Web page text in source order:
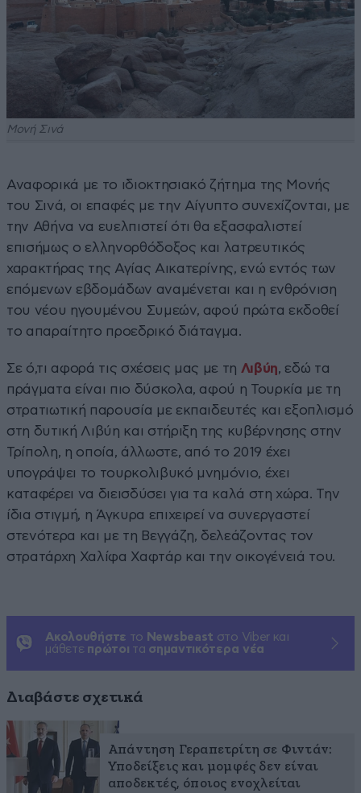
Μονή Σινά
Αναφορικά με το ιδιοκτησιακό ζήτημα της Μονής
του Σινά, οι επαφές με την Αίγυπτο συνεχίζονται, με
την Αθήνα να ευελπιστεί ότι θα εξασφαλιστεί
επισήμως ο ελληνορθόδοξος και λατρευτικός
χαρακτήρας της Αγίας Αικατερίνης, ενώ εντός των
επόμενων εβδομάδων αναμένεται και η ενθρόνιση
του νέου ηγουμένου Συμεών, αφού πρώτα εκδοθεί
το απαραίτητο προεδρικό διάταγμα.
Σε ό,τι αφορά τις σχέσεις μας με τη Λιβύη, εδώ τα
πράγματα είναι πιο δύσκολα, αφού η Τουρκία με τη
στρατιωτική παρουσία με εκπαιδευτές και εξοπλισμό
στη δυτική Λιβύη και στήριξη της κυβέρνησης στην
Τρίπολη, η οποία, άλλωστε, από το 2019 έχει
υπογράψει το τουρκολιβυκό μνημόνιο, έχει
καταφέρει να διεισδύσει για τα καλά στη χώρα. Την
ίδια στιγμή, η Άγκυρα επιχειρεί να συνεργαστεί
στενότερα και με τη Βεγγάζη, δελεάζοντας τον
στρατάρχη Χαλίφα Χαφτάρ και την οικογένειά του.
Ακολουθήστε το Newsbeast στο Viber και
μάθετε πρώτοι τα σημαντικότερα νέα
Διαβάστε σχετικά
Απάντηση Γεραπετρίτη σε Φιντάν:
Υποδείξεις και μομφές δεν είναι
αποδεκτές, όποιος ενοχλείται